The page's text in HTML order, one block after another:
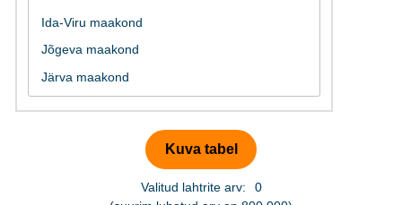
Valitud lahtrite arv:
0